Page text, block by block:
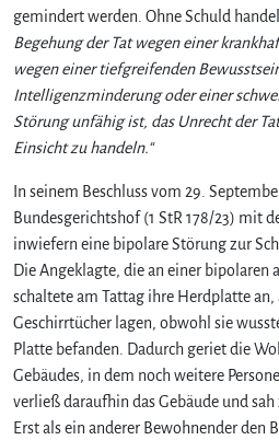
gemindert werden. Ohne Schuld
Begehung der Tat wegen einer
wegen einer tiefgreifenden
Intelligenzminderung oder einer
Störung unfähig ist, das Unrecht der
Einsicht zu handeln.“
In seinem Beschluss vom 29.
Bundesgerichtshof (1 StR 178/23) mit
inwiefern eine bipolare Störung zur
Die Angeklagte, die an einer bipolaren
schaltete am Tattag ihre Herdplatte an,
Geschirrtücher lagen, obwohl sie
Platte befanden. Dadurch geriet die
Gebäudes, in dem noch weitere
verließ daraufhin das Gebäude und
Erst als ein anderer Bewohnender den